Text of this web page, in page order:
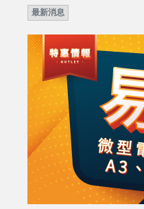
最新消息